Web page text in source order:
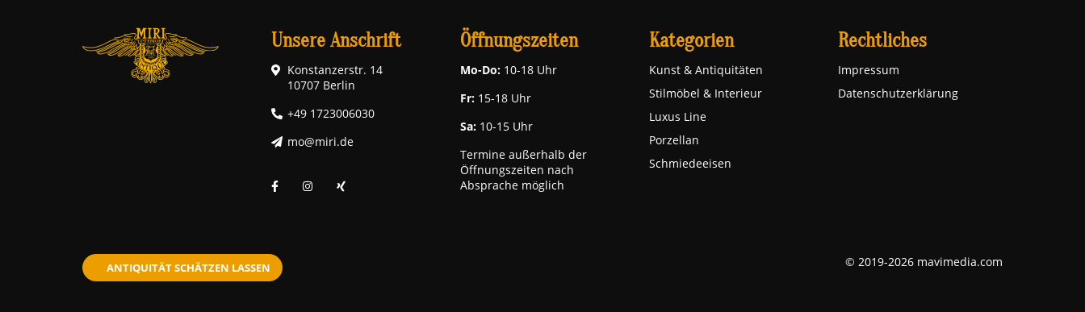
Unsere Anschrift
Konstanzerstr. 14
10707 Berlin
+49 1723006030
mo@miri.de
Öffnungszeiten
Mo-Do: 10-18 Uhr
Fr: 15-18 Uhr
Sa: 10-15 Uhr
Termine außerhalb der
Öffnungszeiten nach
Absprache möglich
Kategorien
Kunst & Antiquitäten
Stilmöbel & Interieur
Luxus Line
Porzellan
Schmiedeeisen
Rechtliches
Impressum
Datenschutzerklärung
ANTIQUITÄT SCHÄTZEN LASSEN © 2019-2026 mavimedia.com